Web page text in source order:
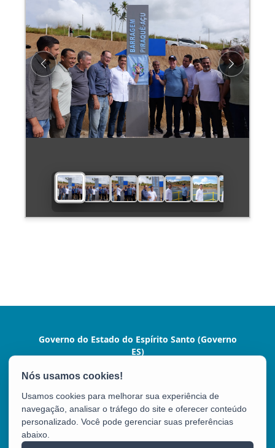
Previous Next
Governo do Estado do Espírito Santo (Governo
ES)
Praça João Clímaco, 142 - Cidade Alta, Centro
Tel.: (27) 3636-1024
Usamos cookies para melhorar sua experiência de
navegação, analisar o tráfego do site e oferecer conteúdo
personalizado. Você pode gerenciar suas preferências
abaixo.